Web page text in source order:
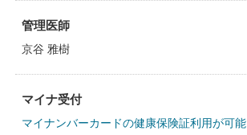
管理医師
京谷 雅樹
マイナ受付
マイナンバーカードの健康保険証利用が可能